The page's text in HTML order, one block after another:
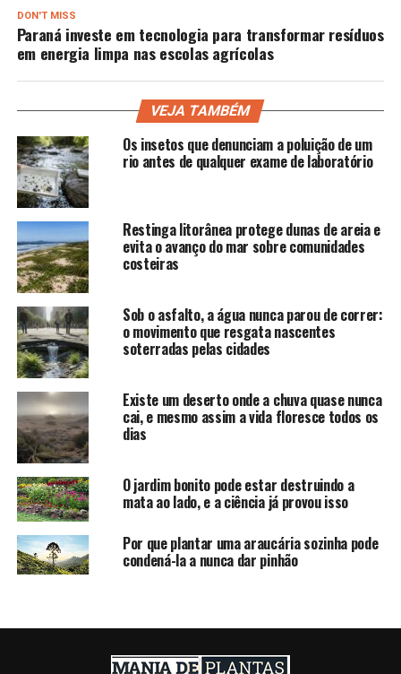
DON'T MISS
Paraná investe em tecnologia para transformar resíduos
em energia limpa nas escolas agrícolas
VEJA TAMBÉM
Os insetos que denunciam a poluição de um
rio antes de qualquer exame de laboratório
Restinga litorânea protege dunas de areia e
evita o avanço do mar sobre comunidades
costeiras
Sob o asfalto, a água nunca parou de correr:
o movimento que resgata nascentes
soterradas pelas cidades
Existe um deserto onde a chuva quase nunca
cai, e mesmo assim a vida floresce todos os
dias
O jardim bonito pode estar destruindo a
mata ao lado, e a ciência já provou isso
Por que plantar uma araucária sozinha pode
condená-la a nunca dar pinhão